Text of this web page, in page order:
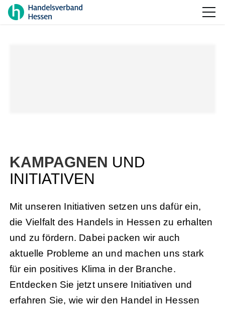
KAMPAGNEN UND
INITIATIVEN
Mit unseren Initiativen setzen uns dafür ein,
die Vielfalt des Handels in Hessen zu erhalten
und zu fördern. Dabei packen wir auch
aktuelle Probleme an und machen uns stark
für ein positives Klima in der Branche.
Entdecken Sie jetzt unsere Initiativen und
erfahren Sie, wie wir den Handel in Hessen